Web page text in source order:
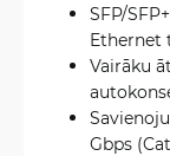
SFP/
Ethernet
Vairāku
Gbps